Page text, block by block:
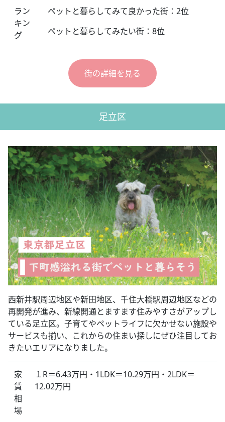
ラン
キン
グ
ペットと暮らしてみて良かった街：2位
ペットと暮らしてみたい街：8位
街の詳細を見る
足立区
西新井駅周辺地区や新田地区、千住大橋駅周辺地区などの
再開発が進み、新線開通とますます住みやすさがアップし
ている足立区。子育てやペットライフに欠かせない施設や
サービスも揃い、これからの住まい探しにぜひ注目してお
きたいエリアになりました。
家
賃
相
場
１R＝6.43万円・1LDK＝10.29万円・2LDK＝
12.02万円